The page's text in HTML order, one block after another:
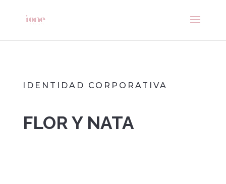
IDENTIDAD CORPORATIVA
FLOR Y NATA